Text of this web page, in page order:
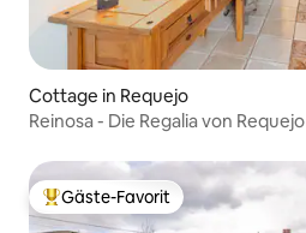
Cottage in Requejo
Reinosa - Die Regalia von Requejo
Beliebter Gäste-Favorit.
Gäste-Favorit